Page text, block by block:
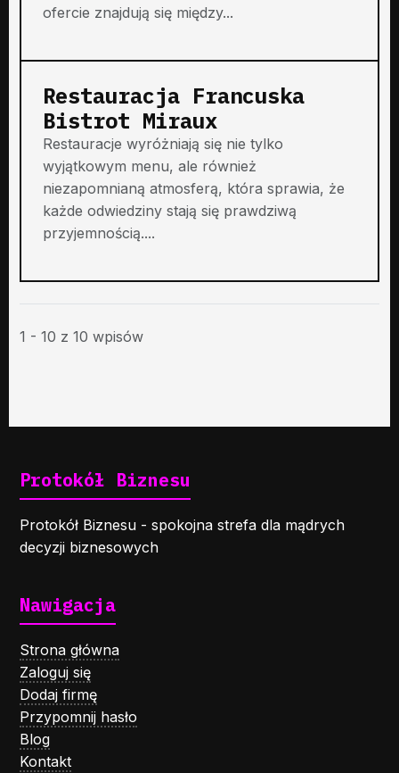
ofercie znajdują się między...
Restauracja Francuska
Bistrot Miraux
Restauracje wyróżniają się nie tylko
wyjątkowym menu, ale również
niezapomnianą atmosferą, która sprawia, że
każde odwiedziny stają się prawdziwą
przyjemnością....
1 - 10 z 10 wpisów
Protokół Biznesu
Protokół Biznesu - spokojna strefa dla mądrych
decyzji biznesowych
Nawigacja
Strona główna
Zaloguj się
Dodaj firmę
Przypomnij hasło
Blog
Kontakt